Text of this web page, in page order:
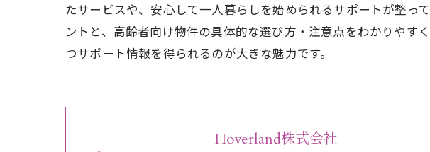
たサービスや、安心して一人暮らしを始められるサポートが整っ
ントと、高齢者向け物件の具体的な選び方・注意点をわかりや
つサポート情報を得られるのが大きな魅力です。
Hoverland株式会社